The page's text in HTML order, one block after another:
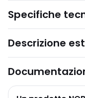
Specifiche
Descrizione